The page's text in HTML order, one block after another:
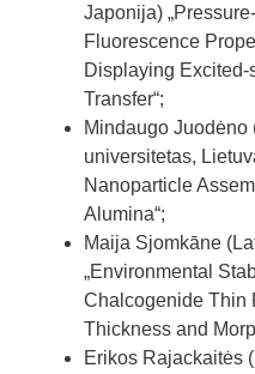
Japonija)
Fluorescence
Displaying Excited-
Transfer“;
Mindaugo
universitetas,
Nanoparticle
Alumina“;
Maija Sjomkāne
„Environmental
Chalcogenide Thin
Thickness and
Erikos Rajackaitės